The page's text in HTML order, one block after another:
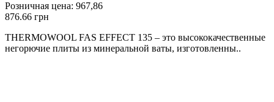
Розничная цена: 967,86
876.66 грн
THERMOWOOL FAS EFFECT 135 – это высококачественные
негорючие плиты из минеральной ваты, изготовленны..